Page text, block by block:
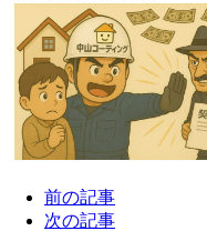
前の記事
次の記事